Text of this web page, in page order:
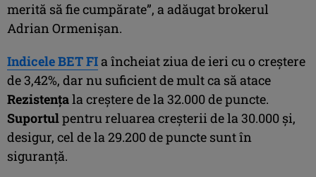
merită să fie cumpărate”, a adăugat brokerul
Adrian Ormenişan.
Indicele BET FIa încheiat ziua de ieri cu o creştere
de 3,42%, dar nu suficient de mult ca să atace
Rezistenţala creştere de la 32.000 de puncte.
Suportulpentru reluarea creşterii de la 30.000 şi,
desigur, cel de la 29.200 de puncte sunt în
siguranţă.